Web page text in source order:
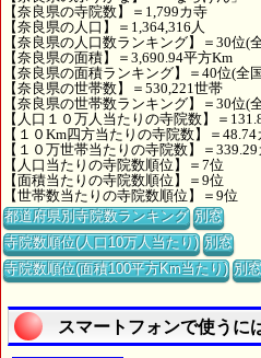
【奈良県の寺院数】＝1,799カ寺
【奈良県の人口】＝1,364,316人
【奈良県の人口数ランキング】＝30位(
【奈良県の面積】＝3,690.94平方Km
【奈良県の面積ランキング】＝40位(全
【奈良県の世帯数】＝530,221世帯
【奈良県の世帯数ランキング】＝30位(
【人口１０万人当たりの寺院数】＝
【１０Km四方当たりの寺院数】＝48.74
【１０万世帯当たりの寺院数】＝
【人口当たりの寺院数順位】＝7位
【面積当たりの寺院数順位】＝9位
【世帯数当たりの寺院数順位】＝9位
都道府県別寺院数ランキング 別窓
寺院数順位(人口10万人当たり) 別窓
寺院数順位(面積100平方Km当たり) 別窓
スマートフォンで使うに